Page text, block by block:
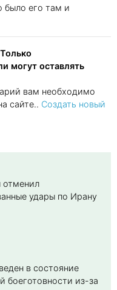
было его там и
могут оставлять
вам необходимо
сайте.. Создать новый
отменил
удары по Ирану
в состояние
боеготовности из-за